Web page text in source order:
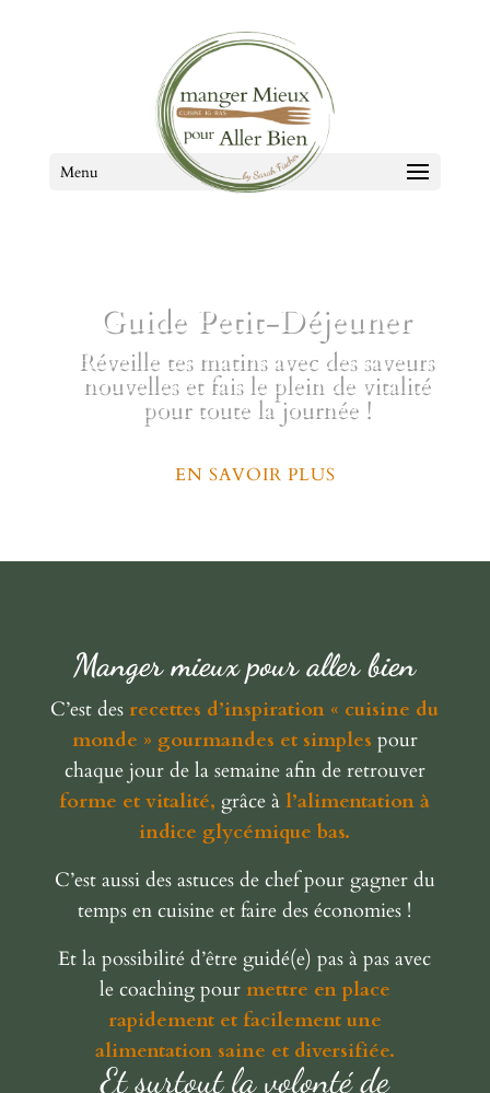
Menu
Guide Petit-Déjeuner
Réveille tes matins avec des saveurs
nouvelles et fais le plein de vitalité
pour toute la journée !
EN SAVOIR PLUS
Manger mieux pour aller bien
C’est des recettes d’inspiration « cuisine du
monde » gourmandes et simples pour
chaque jour de la semaine afin de retrouver
forme et vitalité, grâce àl’alimentation à
indice glycémique bas.
C’est aussi des astuces de chef pour gagner du
temps en cuisine et faire des économies !
Et la possibilité d’être guidé(e) pas à pas avec
le coaching pour mettre en place
rapidement et facilement une
alimentation saine et diversifiée.
Et surtout la volonté de